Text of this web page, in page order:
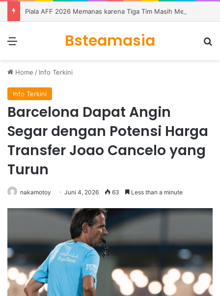
Bsteamasia
Home / Info Terkini
Info Terkini
Barcelona Dapat Angin
Segar dengan Potensi Harga
Transfer Joao Cancelo yang
Turun
nakamotoy Juni 4, 2026 63 Less than a minute